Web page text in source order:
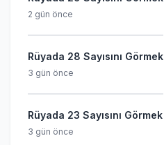
2 gün önce
Rüyada 28 Sayısını Görmek
3 gün önce
Rüyada 23 Sayısını Görmek
3 gün önce